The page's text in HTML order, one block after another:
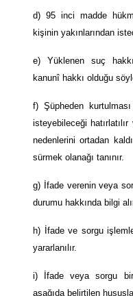
d) 95 inci madde
kişinin yakınlarından
e) Yüklenen suç
kanunî hakkı olduğu
f) Şüpheden
isteyebileceği
nedenlerini ortadan
sürmek olanağı tanınır.
g) İfade verenin veya
durumu hakkında bilgi
h) İfade ve sorgu
yararlanılır.
i) İfade veya sorgu bir
aşağıda belirtilen